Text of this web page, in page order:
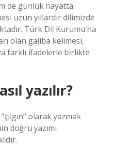
de günlük hayatta
uzun yıllardır dilimizde
Türk Dil Kurumu’na
olan galiba kelimesi,
farklı ifadelerle birlikte
yazılır?
olarak yazmak
doğru yazımı